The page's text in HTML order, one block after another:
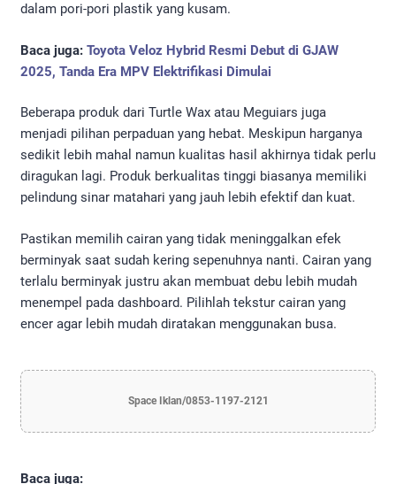
dalam pori-pori plastik yang kusam.
Baca juga: Toyota Veloz Hybrid Resmi Debut di GJAW
2025, Tanda Era MPV Elektrifikasi Dimulai
Beberapa produk dari Turtle Wax atau Meguiars juga
menjadi pilihan perpaduan yang hebat. Meskipun harganya
sedikit lebih mahal namun kualitas hasil akhirnya tidak perlu
diragukan lagi. Produk berkualitas tinggi biasanya memiliki
pelindung sinar matahari yang jauh lebih efektif dan kuat.
Pastikan memilih cairan yang tidak meninggalkan efek
berminyak saat sudah kering sepenuhnya nanti. Cairan yang
terlalu berminyak justru akan membuat debu lebih mudah
menempel pada dashboard. Pilihlah tekstur cairan yang
encer agar lebih mudah diratakan menggunakan busa.
Space Iklan/0853-1197-2121
Baca juga: